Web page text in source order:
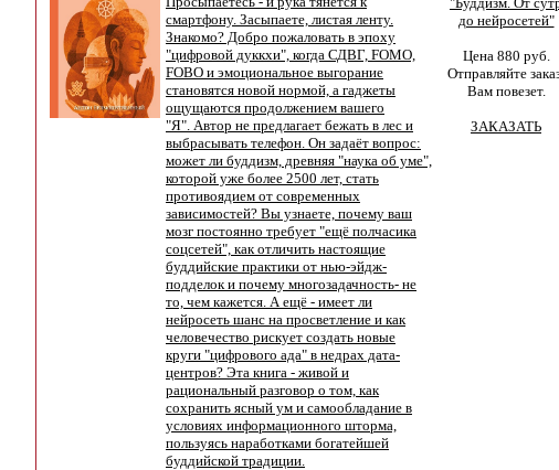
смартфону. Засыпаете, листая ленту.
Знакомо? Добро пожаловать в эпоху
"цифровой дуккхи", когда СДВГ, FOMO,
FOBO и эмоциональное выгорание
становятся новой нормой, а гаджеты
ощущаются продолжением вашего
"Я". Автор не предлагает бежать в лес и
выбрасывать телефон. Он задаёт вопрос:
может ли буддизм, древняя "наука об уме",
которой уже более 2500 лет, стать
противоядием от современных
зависимостей? Вы узнаете, почему ваш
мозг постоянно требует "ещё полчасика
соцсетей", как отличить настоящие
буддийские практики от нью-эйдж-
подделок и почему многозадачность- не
то, чем кажется. А ещё - имеет ли
нейросеть шанс на просветление и как
человечество рискует создать новые
круги "цифрового ада" в недрах дата-
центров? Эта книга - живой и
рациональный разговор о том, как
сохранить ясный ум и самообладание в
условиях информационного шторма,
пользуясь наработками богатейшей
буддийской традиции.
до нейросетей"
Цена 880 руб.
Отправляйте
Вам повезет.
ЗАКАЗАТЬ